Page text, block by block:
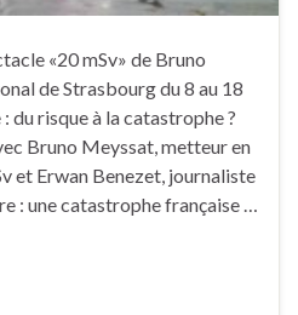
«20 mSv» de Bruno
de Strasbourg du 8 au 18
du risque à la catastrophe ?
Bruno Meyssat, metteur en
et Erwan Benezet, journaliste
: une catastrophe française …